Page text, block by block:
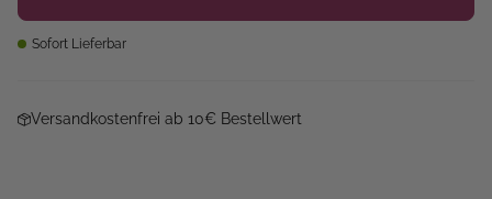
Sofort Lieferbar
Versandkostenfrei ab 10€ Bestellwert